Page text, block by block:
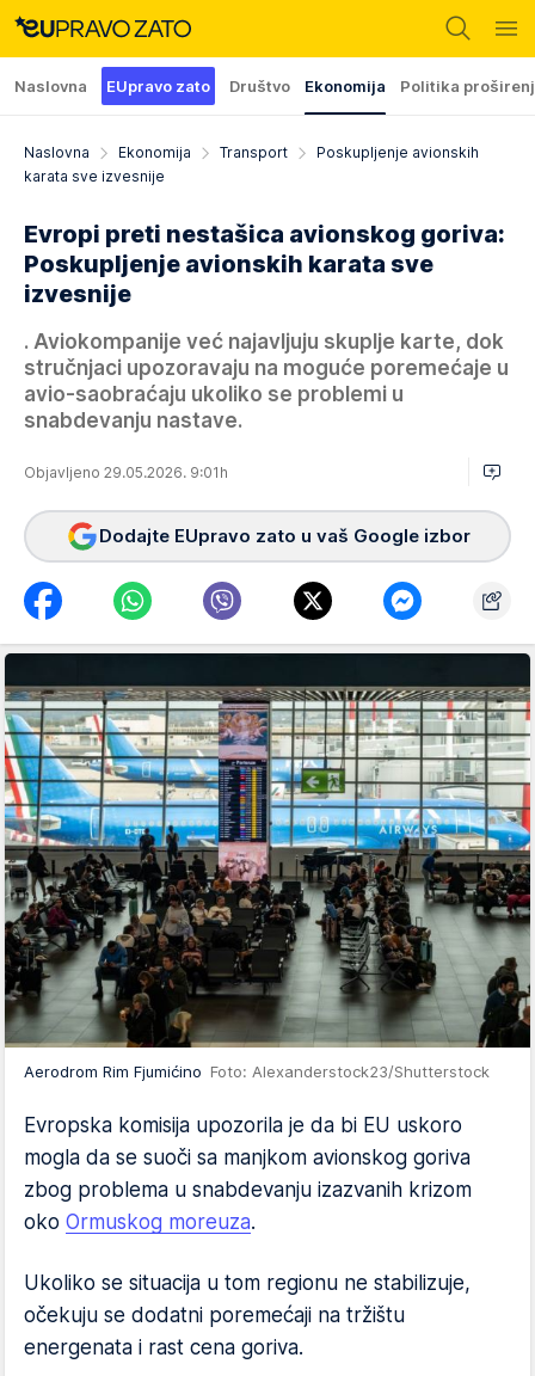
Naslovna EUpravo zato Društvo Ekonomija Politika
Naslovna Ekonomija Transport
Poskupljenje avionskih
karata sve izvesnije
Evropi preti nestašica avionskog goriva:
Poskupljenje avionskih karata sve
izvesnije
. Aviokompanije već najavljuju skuplje karte, dok
stručnjaci upozoravaju na moguće poremećaje u
avio-saobraćaju ukoliko se problemi u
snabdevanju nastave.
Objavljeno 29.05.2026. 9:01h
Dodajte EUpravo zato u vaš Google izbor
Aerodrom Rim Fjumićino Foto: Alexanderstock23/Shutterstock
Evropska komisija upozorila je da bi EU uskoro
mogla da se suoči sa manjkom avionskog goriva
zbog problema u snabdevanju izazvanih krizom
oko Ormuskog moreuza.
Ukoliko se situacija u tom regionu ne stabilizuje,
očekuju se dodatni poremećaji na tržištu
energenata i rast cena goriva.